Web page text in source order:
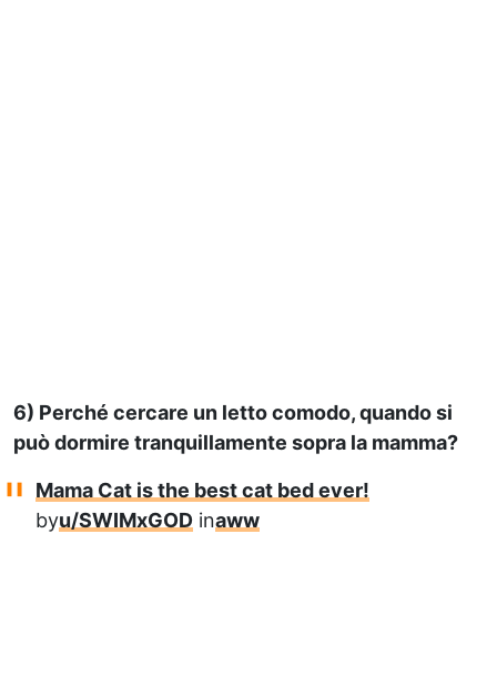
6) Perché cercare un letto comodo, quando si
può dormire tranquillamente sopra la mamma?
Mama Cat is the best cat bed ever!
byu/SWIMxGOD inaww